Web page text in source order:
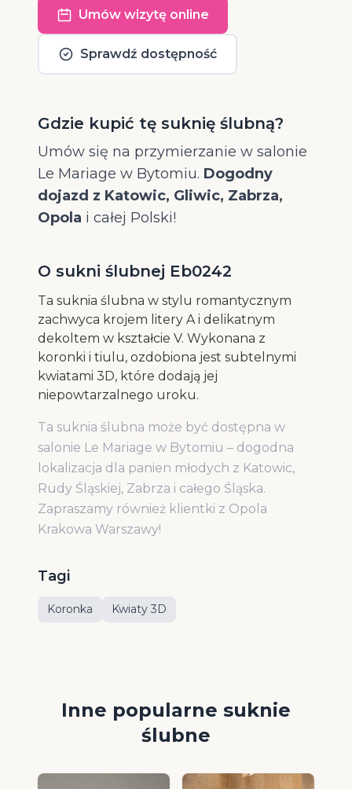
Umów wizytę online
Sprawdź dostępność
Gdzie kupić tę suknię ślubną?
Umów się na przymierzanie w salonie
Le Mariage w Bytomiu. Dogodny
dojazd z Katowic, Gliwic, Zabrza,
Opola i całej Polski!
O sukni ślubnej Eb0242
Ta suknia ślubna w stylu romantycznym
zachwyca krojem litery A i delikatnym
dekoltem w kształcie V. Wykonana z
koronki i tiulu, ozdobiona jest subtelnymi
kwiatami 3D, które dodają jej
niepowtarzalnego uroku.
Ta suknia ślubna może być dostępna w
salonie Le Mariage w Bytomiu – dogodna
lokalizacja dla panien młodych z Katowic,
Rudy Śląskiej, Zabrza i całego Śląska.
Zapraszamy również klientki z Opola
Krakowa Warszawy!
Tagi
Koronka Kwiaty 3D
Inne popularne suknie
ślubne